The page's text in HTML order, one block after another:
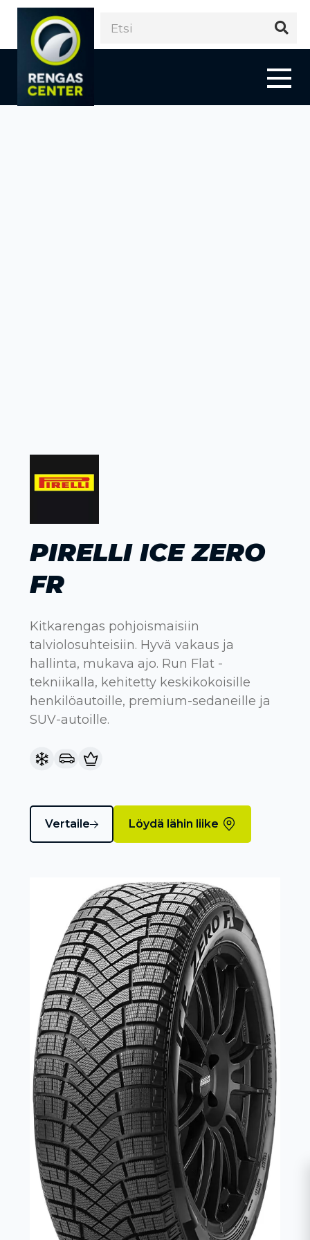
PIRELLI ICE ZERO
FR
Kitkarengas pohjoismaisiin
talviolosuhteisiin. Hyvä vakaus ja
hallinta, mukava ajo. Run Flat -
tekniikalla, kehitetty keskikokoisille
henkilöautoille, premium-sedaneille ja
SUV-autoille.
Vertaile Löydä lähin liike